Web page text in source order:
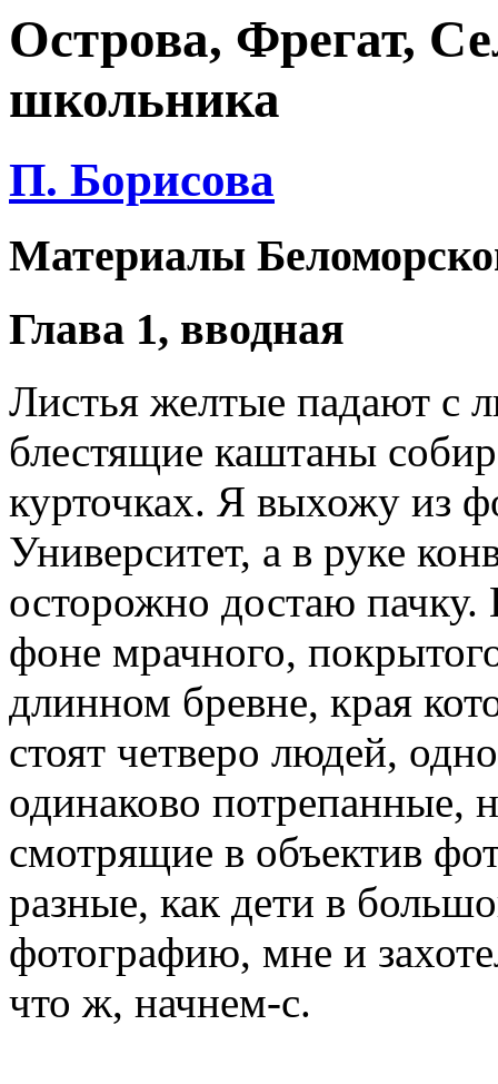
Острова, Фрегат,
школьника
П. Борисова
Материалы
Глава 1, вводная
Листья желтые падают с
блестящие каштаны
курточках. Я выхожу из
Университет, а в руке
осторожно достаю
фоне мрачного,
длинном бревне, края
стоят четверо людей,
одинаково
смотрящие в объектив
разные, как дети в
фотографию, мне и
что ж, начнем-с.